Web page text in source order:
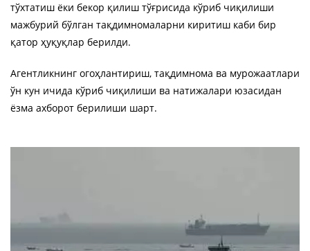
тўхтатиш ёки бекор қилиш тўғрисида кўриб чиқилиши
мажбурий бўлган тақдимномаларни киритиш каби бир
қатор ҳуқуқлар берилди.
Агентликнинг огоҳлантириш, тақдимнома ва мурожаатлари
ўн кун ичида кўриб чиқилиши ва натижалари юзасидан
ёзма ахборот берилиши шарт.